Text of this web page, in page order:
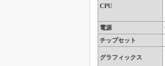
CPU
電源
チップセット
グラフィックス